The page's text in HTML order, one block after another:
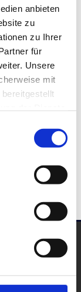
anbieten
zu
zu Ihrer
für
Unsere
mit